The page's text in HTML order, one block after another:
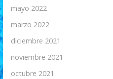
mayo 2022
marzo 2022
diciembre 2021
noviembre 2021
octubre 2021